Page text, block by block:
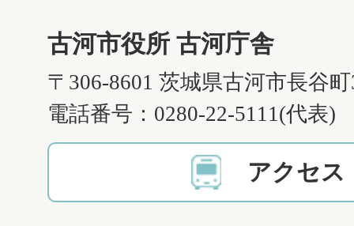
古河市役所 古河庁舎
〒306-8601 茨城県古河市長谷
電話番号：0280-22-5111(代表)
アクセス